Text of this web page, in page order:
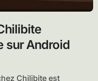
sur Android